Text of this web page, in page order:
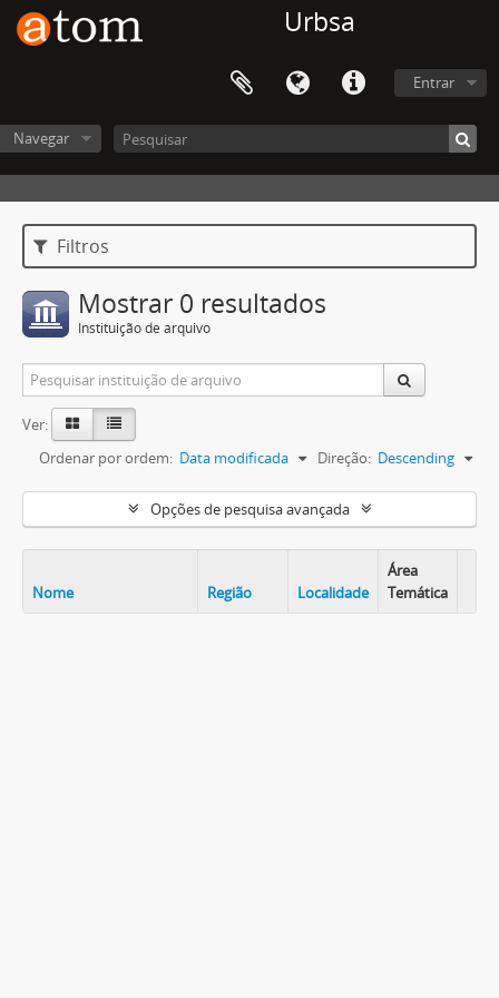
Urbsa
Entrar
Navegar
Filtros
Mostrar 0 resultados
Instituição de arquivo
Ver:
Ordenar por ordem: Data modificada Direção: Descending
Opções de pesquisa avançada
Nome Região Localidade
Área
Temática